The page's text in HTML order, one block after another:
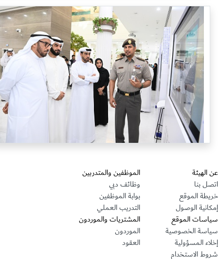
قسم التذييل
بنا
الموقع
الوصول
الموظفين والمتدربين
وظائف دبي
بوابة الموظفين
التدريب العملي
الموقع
الخصوصية
المسؤولية
الاستخدام
المشتريات والموردون
الموردون
العقود